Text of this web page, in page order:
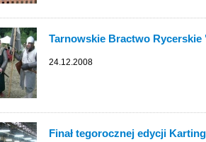
Tarnowskie Bractwo
24.12.2008
Finał tegorocznej edycji